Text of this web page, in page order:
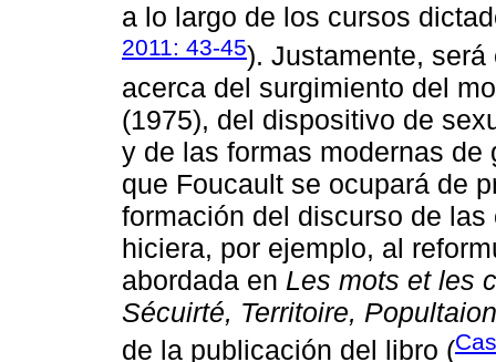
a lo largo de los cursos
2011: 43-45). Justamente,
acerca del surgimiento del
(1975), del dispositivo de
y de las formas modernas de
que Foucault se ocupará de
formación del discurso de
hiciera, por ejemplo, al
abordada en Les mots et les
Sécuirté, Territoire, Popultaion
de la publicación del libro (